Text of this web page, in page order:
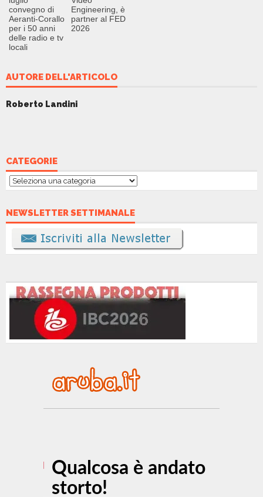
convegno di
Aeranti-Corallo
per i 50 anni
delle radio e tv
locali
Engineering, è
partner al FED
2026
AUTORE DELL'ARTICOLO
Roberto Landini
CATEGORIE
Categorie
NEWSLETTER SETTIMANALE